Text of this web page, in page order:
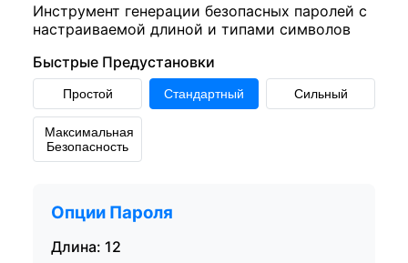
Инструмент генерации безопасных паролей с
настраиваемой длиной и типами символов
Быстрые Предустановки
Простой Стандартный Сильный
Максимальная
Безопасность
Опции Пароля
Длина: 12